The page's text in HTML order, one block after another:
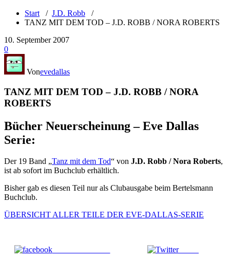
Start / J.D. Robb /
TANZ MIT DEM TOD – J.D. ROBB / NORA ROBERTS
10. September 2007
0
Vonevedallas
TANZ MIT DEM TOD – J.D. ROBB / NORA
ROBERTS
Bücher Neuerscheinung – Eve Dallas
Serie:
Der 19 Band „Tanz mit dem Tod“ von J.D. Robb / Nora Roberts,
ist ab sofort im Buchclub erhältlich.
Bisher gab es diesen Teil nur als Clubausgabe beim Bertelsmann
Buchclub.
ÜBERSICHT ALLER TEILE DER EVE-DALLAS-SERIE
Teile die Seite auf
Tweet